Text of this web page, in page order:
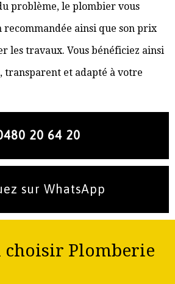
problème, le plombier vous
recommandée ainsi que son prix
les travaux. Vous bénéficiez ainsi
transparent et adapté à votre
20 64 20
sur WhatsApp
choisir Plomberie